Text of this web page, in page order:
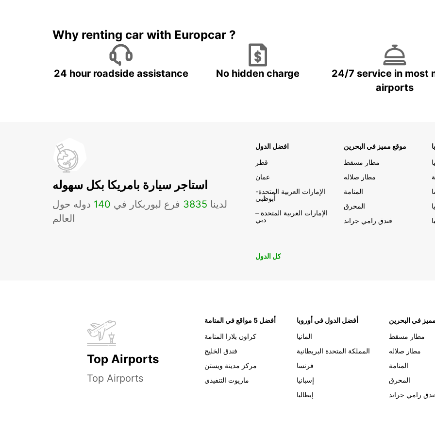
Why renting car with Europcar ?
24 hour roadside assistance No hidden charge
24/7 service in most
airports
استاجر سيارة بامريكا بكل سهوله
لدينا 3835 فرع لبوربكار في 140 دوله حول
العالم
افضل الدول
قطر
عمان
الإمارات العربية المتحدة-
أبوظبي
الإمارات العربية المتحدة –
دبي
موقع مميز في البحرين
مطار مسقط
مطار صلاله
المنامة
المحرق
فندق رامي جراند
كل الدول
Top Airports
Top Airports
أفضل 5 مواقع في المنامة
كراون بلازا المنامة
فندق الخليج
مركز مدينة ويستن
ماريوت التنفيذي
أفضل الدول في أوروبا
المانيا
المملكة المتحدة البريطانية
فرنسا
إسبانيا
إيطاليا
في البحرين
مطار مسقط
مطار صلاله
المنامة
المحرق
رامي جراند